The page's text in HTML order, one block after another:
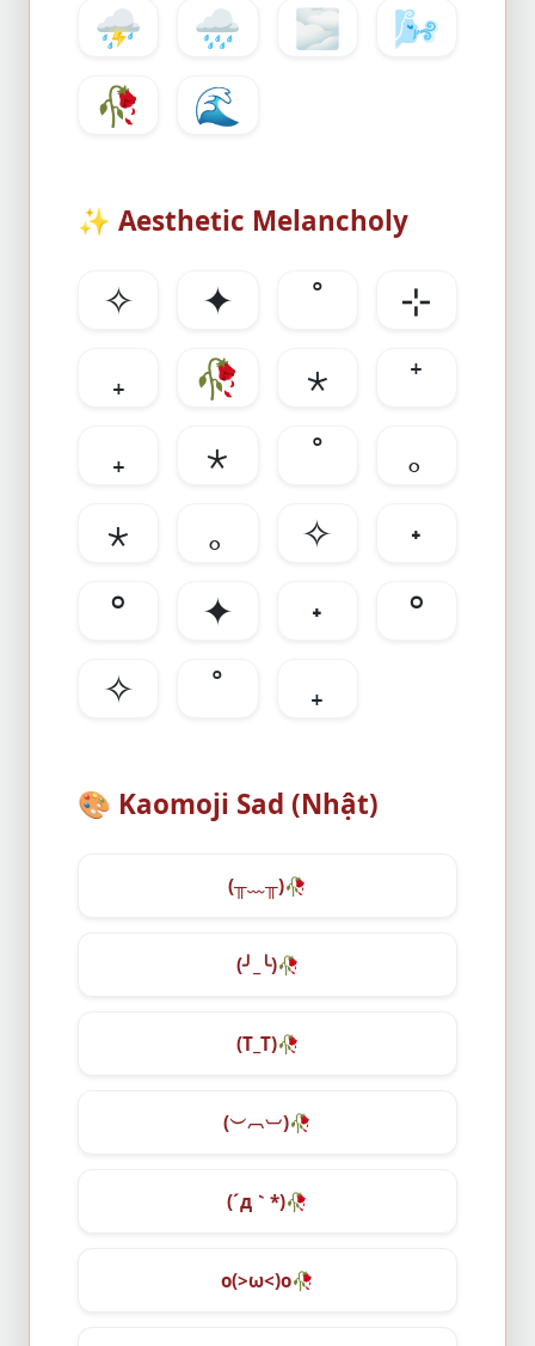
⛈️
🌧️ 🌫️
🌬️
🥀
🌊
✨ Aesthetic Melancholy
✧ ✦ ˚
⊹
₊
🥀 ⋆
⁺
₊
⋆ ˚
｡
⋆
｡ ✧
˖
°
✦ ˖
°
✧
˚ ₊
🎨 Kaomoji Sad (Nhật)
(╥﹏╥)🥀
(╯_╰)🥀
(T_T)🥀
(︶︹︺)🥀
(´д｀*)🥀
o(>ω<)o🥀